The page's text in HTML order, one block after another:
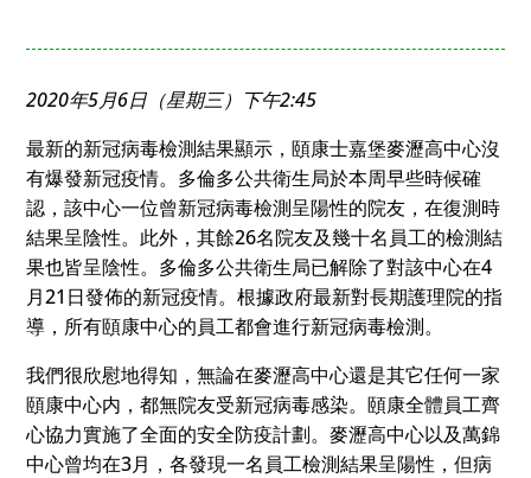
2020年5月6日（星期三）下午2:45
最新的新冠病毒檢測結果顯示，頤康士嘉堡麥瀝高中心沒
有爆發新冠疫情。多倫多公共衛生局於本周早些時候確
認，該中心一位曾新冠病毒檢測呈陽性的院友，在復測時
結果呈陰性。此外，其餘26名院友及幾十名員工的檢測結
果也皆呈陰性。多倫多公共衛生局已解除了對該中心在4
月21日發佈的新冠疫情。根據政府最新對長期護理院的指
導，所有頤康中心的員工都會進行新冠病毒檢測。
我們很欣慰地得知，無論在麥瀝高中心還是其它任何一家
頤康中心内，都無院友受新冠病毒感染。頤康全體員工齊
心協力實施了全面的安全防疫計劃。麥瀝高中心以及萬錦
中心曾均在3月，各發現一名員工檢測結果呈陽性，但病